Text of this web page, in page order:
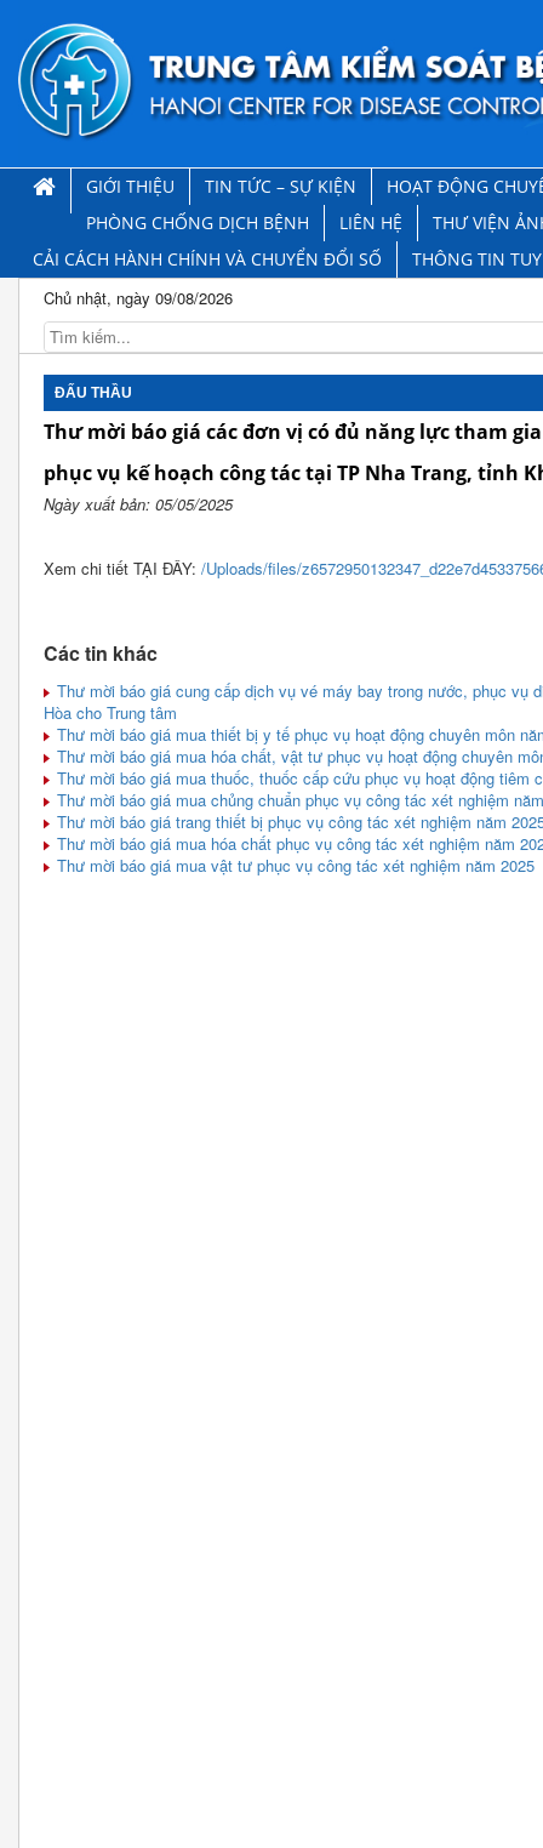
GIỚI THIỆU TIN TỨC – SỰ KIỆN
HOẠT ĐỘNG
PHÒNG CHỐNG DỊCH BỆNH
LIÊN HỆ
THƯ VIỆN
CẢI CÁCH HÀNH CHÍNH VÀ CHUYỂN ĐỔI SỐ
THÔNG TIN
Chủ nhật, ngày 09/08/2026
ĐẤU THẦU
Thư mời báo giá các đơn vị có đủ năng lực tham
phục vụ kế hoạch công tác tại TP Nha Trang, tỉnh
Ngày xuất bản: 05/05/2025
Xem chi tiết TẠI ĐÂY: /Uploads/files/
Các tin khác
Thư mời báo giá cung cấp dịch vụ vé máy bay trong nước, phục vụ
Hòa cho Trung tâm
Thư mời báo giá mua thiết bị y tế phục vụ hoạt động chuyên môn
Thư mời báo giá mua hóa chất, vật tư phục vụ hoạt động chuyên
Thư mời báo giá mua thuốc, thuốc cấp cứu phục vụ hoạt động tiêm
Thư mời báo giá mua chủng chuẩn phục vụ công tác xét nghiệm
Thư mời báo giá trang thiết bị phục vụ công tác xét nghiệm năm
Thư mời báo giá mua hóa chất phục vụ công tác xét nghiệm năm
Thư mời báo giá mua vật tư phục vụ công tác xét nghiệm năm 2025